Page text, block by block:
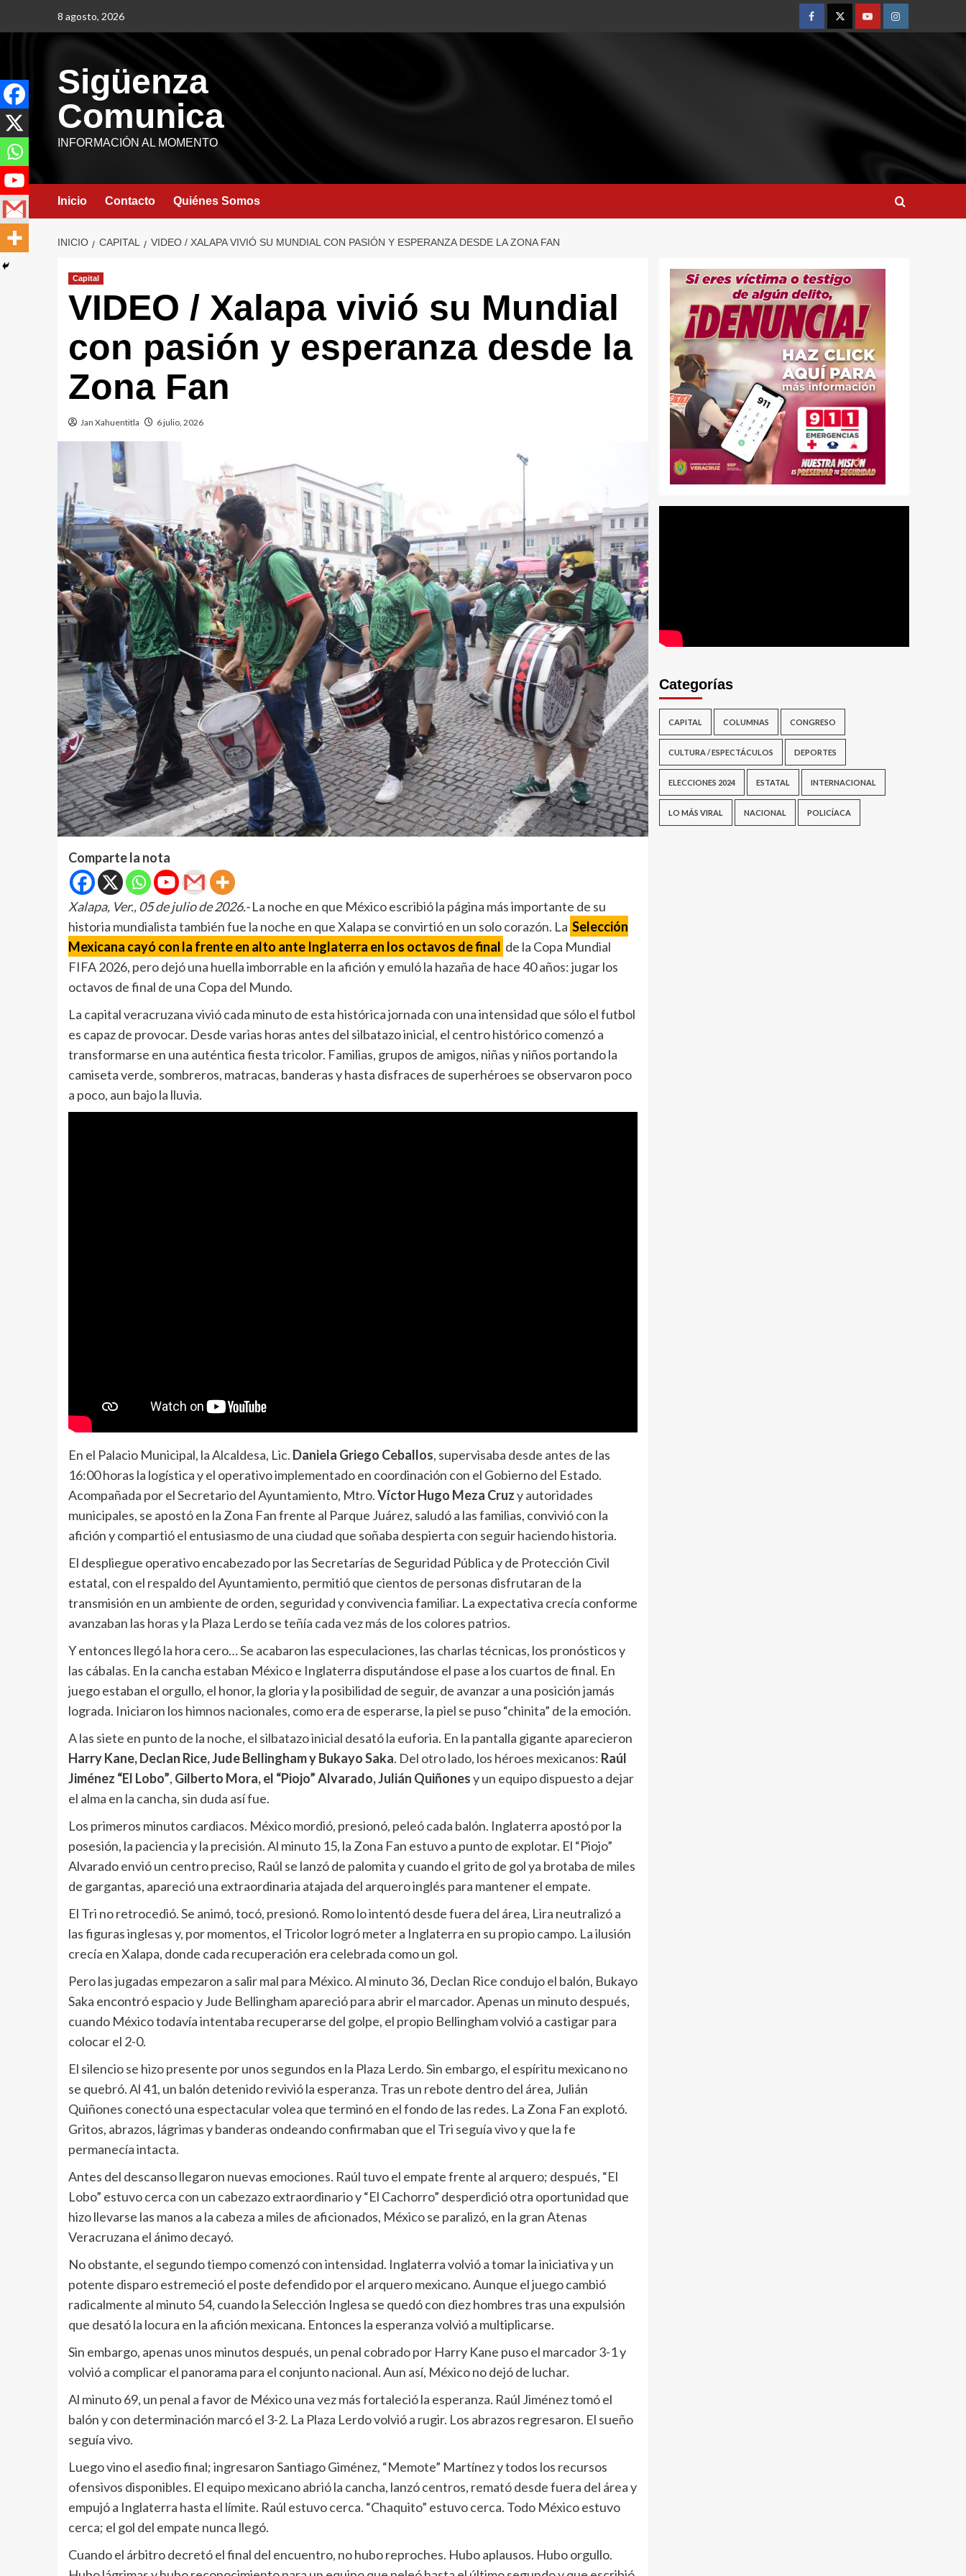
8 agosto, 2026
Sigüenza
Comunica
INFORMACIÓN AL MOMENTO
Inicio Contacto Quiénes Somos
INICIO CAPITAL VIDEO / XALAPA VIVIÓ SU MUNDIAL CON PASIÓN Y ESPERANZA DESDE LA ZONA FAN
Capital
VIDEO / Xalapa vivió su Mundial
con pasión y esperanza desde la
Zona Fan
Jan Xahuentitla 6 julio, 2026
Comparte la nota
Xalapa, Ver., 05 de julio de 2026.-La noche en que México escribió la página más importante de su
historia mundialista también fue la noche en que Xalapa se convirtió en un solo corazón. La Selección
Mexicana cayó con la frente en alto ante Inglaterra en los octavos de final de la Copa Mundial
FIFA 2026, pero dejó una huella imborrable en la afición y emuló la hazaña de hace 40 años: jugar los
octavos de final de una Copa del Mundo.
La capital veracruzana vivió cada minuto de esta histórica jornada con una intensidad que sólo el futbol
es capaz de provocar. Desde varias horas antes del silbatazo inicial, el centro histórico comenzó a
transformarse en una auténtica fiesta tricolor. Familias, grupos de amigos, niñas y niños portando la
camiseta verde, sombreros, matracas, banderas y hasta disfraces de superhéroes se observaron poco
a poco, aun bajo la lluvia.
En el Palacio Municipal, la Alcaldesa, Lic. Daniela Griego Ceballos, supervisaba desde antes de las
16:00 horas la logística y el operativo implementado en coordinación con el Gobierno del Estado.
Acompañada por el Secretario del Ayuntamiento, Mtro.Víctor Hugo Meza Cruzy autoridades
municipales, se apostó en la Zona Fan frente al Parque Juárez, saludó a las familias, convivió con la
afición y compartió el entusiasmo de una ciudad que soñaba despierta con seguir haciendo historia.
El despliegue operativo encabezado por las Secretarías de Seguridad Pública y de Protección Civil
estatal, con el respaldo del Ayuntamiento, permitió que cientos de personas disfrutaran de la
transmisión en un ambiente de orden, seguridad y convivencia familiar. La expectativa crecía conforme
avanzaban las horas y la Plaza Lerdo se teñía cada vez más de los colores patrios.
Y entonces llegó la hora cero… Se acabaron las especulaciones, las charlas técnicas, los pronósticos y
las cábalas. En la cancha estaban México e Inglaterra disputándose el pase a los cuartos de final. En
juego estaban el orgullo, el honor, la gloria y la posibilidad de seguir, de avanzar a una posición jamás
lograda. Iniciaron los himnos nacionales, como era de esperarse, la piel se puso “chinita” de la emoción.
A las siete en punto de la noche, el silbatazo inicial desató la euforia. En la pantalla gigante aparecieron
Harry Kane, Declan Rice, Jude Bellingham y Bukayo Saka. Del otro lado, los héroes mexicanos: Raúl
Jiménez “El Lobo”, Gilberto Mora, el “Piojo” Alvarado, Julián Quiñonesy un equipo dispuesto a dejar
el alma en la cancha, sin duda así fue.
Los primeros minutos cardiacos. México mordió, presionó, peleó cada balón. Inglaterra apostó por la
posesión, la paciencia y la precisión. Al minuto 15, la Zona Fan estuvo a punto de explotar. El “Piojo”
Alvarado envió un centro preciso, Raúl se lanzó de palomita y cuando el grito de gol ya brotaba de miles
de gargantas, apareció una extraordinaria atajada del arquero inglés para mantener el empate.
El Tri no retrocedió. Se animó, tocó, presionó. Romo lo intentó desde fuera del área, Lira neutralizó a
las figuras inglesas y, por momentos, el Tricolor logró meter a Inglaterra en su propio campo. La ilusión
crecía en Xalapa, donde cada recuperación era celebrada como un gol.
Pero las jugadas empezaron a salir mal para México. Al minuto 36, Declan Rice condujo el balón, Bukayo
Saka encontró espacio y Jude Bellingham apareció para abrir el marcador. Apenas un minuto después,
cuando México todavía intentaba recuperarse del golpe, el propio Bellingham volvió a castigar para
colocar el 2-0.
El silencio se hizo presente por unos segundos en la Plaza Lerdo. Sin embargo, el espíritu mexicano no
se quebró. Al 41, un balón detenido revivió la esperanza. Tras un rebote dentro del área, Julián
Quiñones conectó una espectacular volea que terminó en el fondo de las redes. La Zona Fan explotó.
Gritos, abrazos, lágrimas y banderas ondeando confirmaban que el Tri seguía vivo y que la fe
permanecía intacta.
Antes del descanso llegaron nuevas emociones. Raúl tuvo el empate frente al arquero; después, “El
Lobo” estuvo cerca con un cabezazo extraordinario y “El Cachorro” desperdició otra oportunidad que
hizo llevarse las manos a la cabeza a miles de aficionados, México se paralizó, en la gran Atenas
Veracruzana el ánimo decayó.
No obstante, el segundo tiempo comenzó con intensidad. Inglaterra volvió a tomar la iniciativa y un
potente disparo estremeció el poste defendido por el arquero mexicano. Aunque el juego cambió
radicalmente al minuto 54, cuando la Selección Inglesa se quedó con diez hombres tras una expulsión
que desató la locura en la afición mexicana. Entonces la esperanza volvió a multiplicarse.
Sin embargo, apenas unos minutos después, un penal cobrado por Harry Kane puso el marcador 3-1 y
volvió a complicar el panorama para el conjunto nacional. Aun así, México no dejó de luchar.
Al minuto 69, un penal a favor de México una vez más fortaleció la esperanza. Raúl Jiménez tomó el
balón y con determinación marcó el 3-2. La Plaza Lerdo volvió a rugir. Los abrazos regresaron. El sueño
seguía vivo.
Luego vino el asedio final; ingresaron Santiago Giménez, “Memote” Martínez y todos los recursos
ofensivos disponibles. El equipo mexicano abrió la cancha, lanzó centros, remató desde fuera del área y
empujó a Inglaterra hasta el límite. Raúl estuvo cerca. “Chaquito” estuvo cerca. Todo México estuvo
cerca; el gol del empate nunca llegó.
Cuando el árbitro decretó el final del encuentro, no hubo reproches. Hubo aplausos. Hubo orgullo.
Categorías
CAPITAL COLUMNAS CONGRESO
CULTURA / ESPECTÁCULOS DEPORTES
ELECCIONES 2024 ESTATAL INTERNACIONAL
LO MÁS VIRAL NACIONAL POLICÍACA